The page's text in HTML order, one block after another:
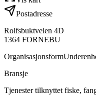
Postadresse
Rolfsbuktveien 4D
1364 FORNEBU
Organisasjonsform
Bransje
Tjenester tilknyttet fiske,